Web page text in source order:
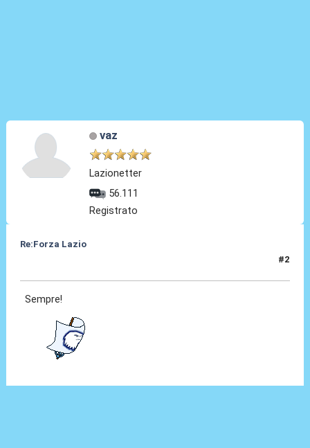
vaz
Lazionetter
56.111
Registrato
Re:Forza Lazio
#2
Sempre!